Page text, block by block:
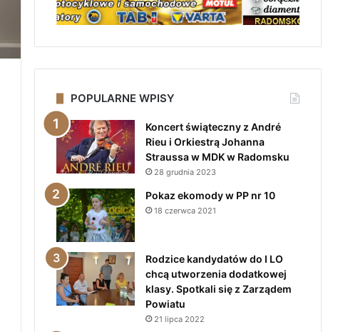
POPULARNE WPISY
Koncert świąteczny z André
Rieu i Orkiestrą Johanna
Straussa w MDK w Radomsku
28 grudnia 2023
Pokaz ekomody w PP nr 10
18 czerwca 2021
Rodzice kandydatów do I LO
chcą utworzenia dodatkowej
klasy. Spotkali się z Zarządem
Powiatu
21 lipca 2022